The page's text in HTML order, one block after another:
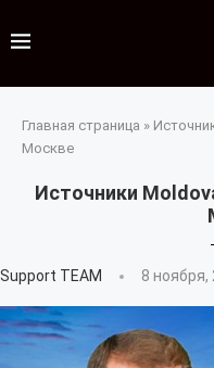
Главная страница »
Москве
Источники
Support TEAM 8 ноября,